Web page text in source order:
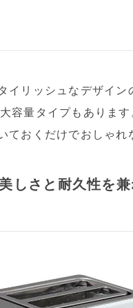
イリッシュなデザイ
容量タイプもありま
ておくだけでおしゃれ
しさと耐久性を